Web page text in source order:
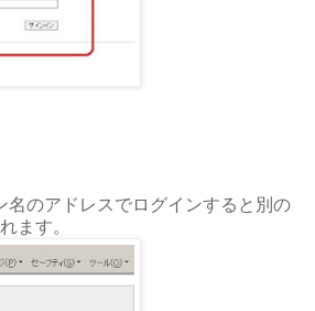
名のアドレスでログインすると別の
ます。